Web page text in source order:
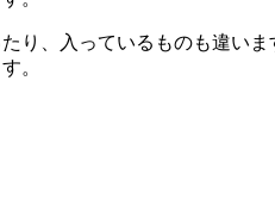
り、入っているものも違
。